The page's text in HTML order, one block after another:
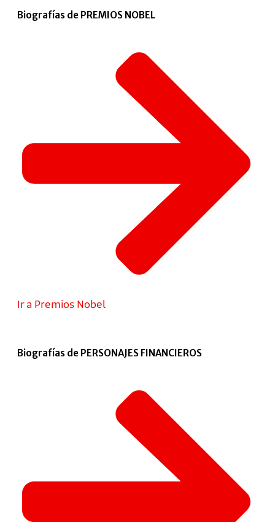
Biografías de PREMIOS NOBEL
Ir a Premios Nobel
Biografías de PERSONAJES FINANCIEROS